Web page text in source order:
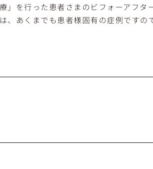
」を行った患者さまのビフォーアフタ
、あくまでも患者様固有の症例です